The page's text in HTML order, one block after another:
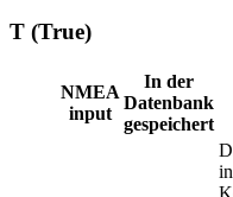
T (True)
NMEA
input
In der
Datenbank
gespeichert